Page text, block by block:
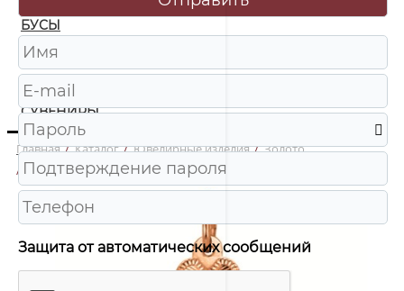
БУСЫ
ЧАСЫ
ШКАТУЛКИ
СУВЕНИРЫ
Главная / Каталог / Ювелирные изделия / Золото
/
310017 Крест Au 585
Защита от автоматических сообщений